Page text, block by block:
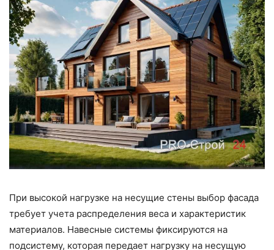
При высокой нагрузке на несущие стены выбор фасада
требует учета распределения веса и характеристик
материалов. Навесные системы фиксируются на
подсистему, которая передает нагрузку на несущую